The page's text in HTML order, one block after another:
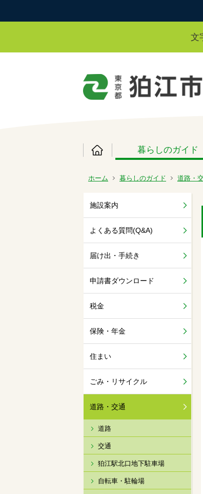
文
暮らしのガイド
ホーム 暮らしのガイド 道路・
施設案内
よくある質問(Q&A)
届け出・手続き
申請書ダウンロード
税金
保険・年金
住まい
ごみ・リサイクル
道路・交通
道路
交通
狛江駅北口地下駐車場
自転車・駐輪場